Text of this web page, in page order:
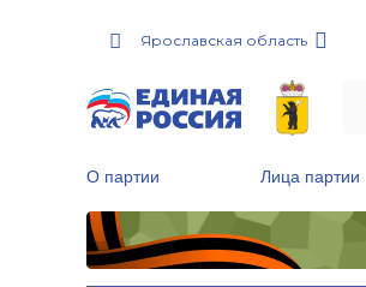
Ярославская область
О партии Лица партии